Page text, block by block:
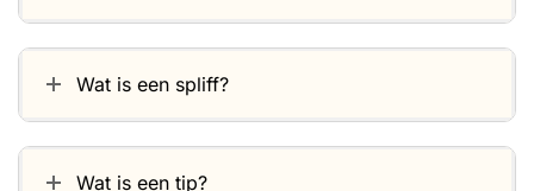
Wat is een spliff?
Wat is een tip?